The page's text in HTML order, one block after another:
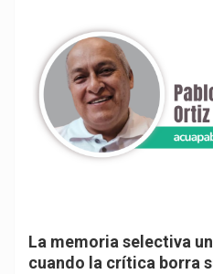
La memoria selectiva
cuando la crítica borra